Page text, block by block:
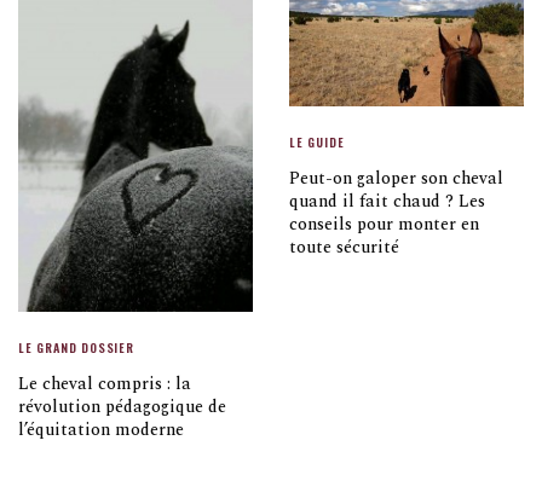
LE GRAND DOSSIER
Le cheval compris : la
révolution pédagogique de
l’équitation moderne
LE GUIDE
Peut-on galoper son cheval
quand il fait chaud ? Les
conseils pour monter en
toute sécurité